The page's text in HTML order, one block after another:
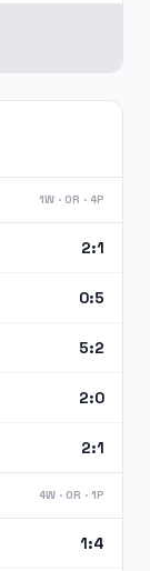
1W · 0R · 4P
2:1
0:5
5:2
2:0
2:1
4W · 0R · 1P
1:4